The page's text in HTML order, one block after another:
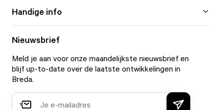
Handige info
Nieuwsbrief
Meld je aan voor onze maandelijkste nieuwsbrief en
blijf up-to-date over de laatste ontwikkelingen in
Breda.